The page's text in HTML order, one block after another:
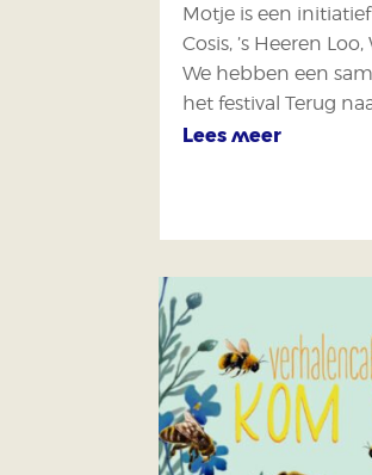
Motje is een
Cosis, ’s Heeren
We hebben een
het festival Terug
Lees meer